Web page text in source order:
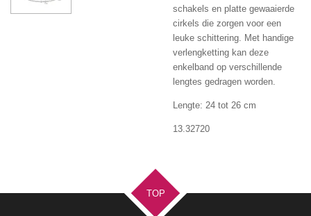
schakels en platte gewaaierde
cirkels die zorgen voor een
leuke schittering. Met handige
verlengketting kan deze
enkelband op verschillende
lengtes gedragen worden.
Lengte: 24 tot 26 cm
13.32720
TOP